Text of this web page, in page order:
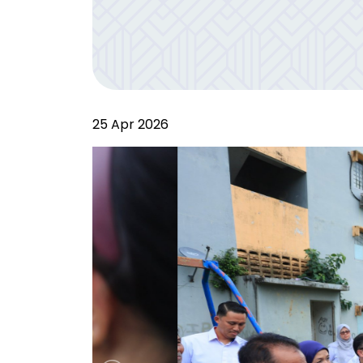
25 Apr 2026